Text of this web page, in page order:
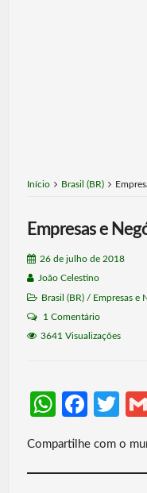
Início Brasil (BR)
Empresas e
26 de julho de 2018
João Celestino
Brasil (BR)/ Empresas e
1 Comentário
3641 Visualizações
W
at
s
Fa
b
o
T
itt
er
Compartilhe com o